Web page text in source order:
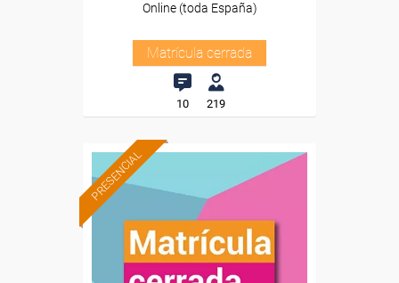
Online (toda España)
Matrícula cerrada
10 219
PRESENCIAL